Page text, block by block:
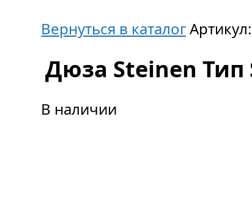
Вернуться в каталогАртикул:
Дюза Steinen Тип
В наличии